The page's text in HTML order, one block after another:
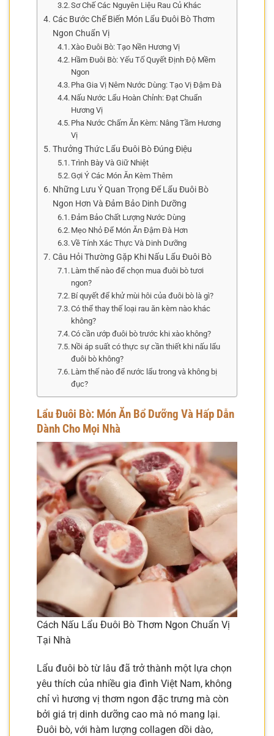
Sơ Chế Các Nguyên Liệu Rau Củ Khác
Các Bước Chế Biến Món Lẩu Đuôi Bò Thơm
Ngon Chuẩn Vị
Xào Đuôi Bò: Tạo Nền Hương Vị
Hầm Đuôi Bò: Yếu Tố Quyết Định Độ Mềm
Ngon
Pha Gia Vị Nêm Nước Dùng: Tạo Vị Đậm Đà
Nấu Nước Lẩu Hoàn Chỉnh: Đạt Chuẩn
Hương Vị
Pha Nước Chấm Ăn Kèm: Nâng Tầm Hương
Vị
Thưởng Thức Lẩu Đuôi Bò Đúng Điệu
Trình Bày Và Giữ Nhiệt
Gợi Ý Các Món Ăn Kèm Thêm
Những Lưu Ý Quan Trọng Để Lẩu Đuôi Bò
Ngon Hơn Và Đảm Bảo Dinh Dưỡng
Đảm Bảo Chất Lượng Nước Dùng
Mẹo Nhỏ Để Món Ăn Đậm Đà Hơn
Về Tính Xác Thực Và Dinh Dưỡng
Câu Hỏi Thường Gặp Khi Nấu Lẩu Đuôi Bò
Làm thế nào để chọn mua đuôi bò tươi
ngon?
Bí quyết để khử mùi hôi của đuôi bò là gì?
Có thể thay thế loại rau ăn kèm nào khác
không?
Có cần ướp đuôi bò trước khi xào không?
Nồi áp suất có thực sự cần thiết khi nấu lẩu
đuôi bò không?
Làm thế nào để nước lẩu trong và không bị
đục?
Lẩu Đuôi Bò: Món Ăn Bổ Dưỡng Và Hấp Dẫn
Dành Cho Mọi Nhà
Cách Nấu Lẩu Đuôi Bò Thơm Ngon Chuẩn Vị
Tại Nhà
Lẩu đuôi bò từ lâu đã trở thành một lựa chọn
yêu thích của nhiều gia đình Việt Nam, không
chỉ vì hương vị thơm ngon đặc trưng mà còn
bởi giá trị dinh dưỡng cao mà nó mang lại.
Đuôi bò, với hàm lượng collagen dồi dào,